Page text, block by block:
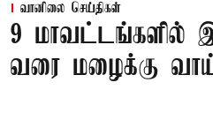
வானிலை செய்திகள்
9 மாவட்டங்களில்
வரை மழைக்கு